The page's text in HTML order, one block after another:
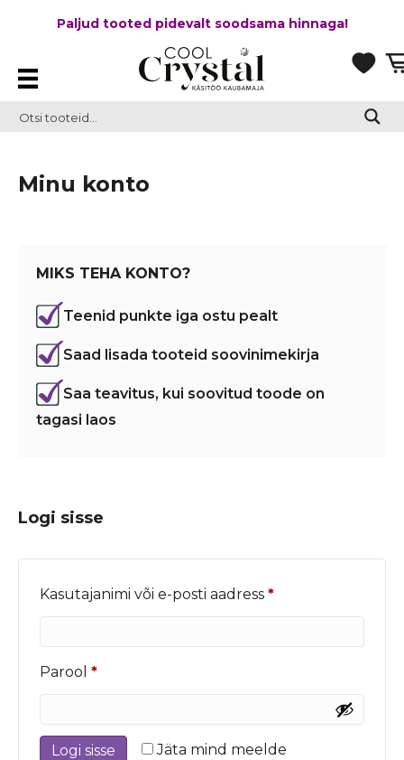
Paljud tooted pidevalt soodsama hinnaga!
Minu konto
MIKS TEHA KONTO?
Teenid punkte iga ostu pealt
Saad lisada tooteid soovinimekirja
Saa teavitus, kui soovitud toode on
tagasi laos
Logi sisse
Kasutajanimi või e-posti aadress *Nõutud
Parool *Nõutud
Jäta mind meelde
Logi sisse